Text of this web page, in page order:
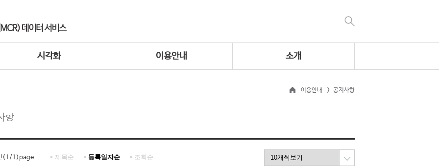
시각화 이용안내 소개
이용안내 공지사항
항
(1 /1 )page 제목순 등록일자순 조회순